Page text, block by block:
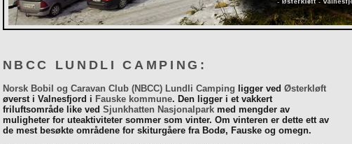
NBCC LUNDLI CAMPING:
Norsk Bobil og Caravan Club (NBCC) Lundli Camping ligger ved Østerkløft
øverst i Valnesfjord i Fauske kommune. Den ligger i et vakkert
friluftsområde like ved Sjunkhatten Nasjonalparkmed mengder av
muligheter for uteaktiviteter sommer som vinter. Om vinteren er dette ett av
de mest besøkte områdene for skiturgåere fra Bodø, Fauske og omegn.